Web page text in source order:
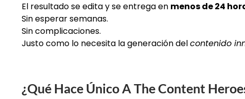
El resultado se edita y se entrega en menos de 24
Sin esperar semanas.
Sin complicaciones.
Justo como lo necesita la generación delcontenido
¿Qué Hace Único A The Content